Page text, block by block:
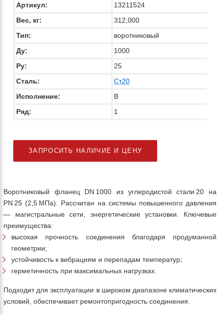
Артикул:
13211524
Вес, кг:
312,000
Тип:
воротниковый
Ду:
1000
Ру:
25
Сталь:
Ст20
Исполнение:
В
Ряд:
1
ЗАПРОСИТЬ НАЛИЧИЕ И ЦЕНУ
Воротниковый фланец DN 1000 из углеродистой стали 20 на
PN 25 (2,5 МПа). Рассчитан на системы повышенного давления
— магистральные сети, энергетические установки. Ключевые
преимущества:
высокая прочность соединения благодаря продуманной
геометрии;
устойчивость к вибрациям и перепадам температур;
герметичность при максимальных нагрузках.
Подходит для эксплуатации в широком диапазоне климатических
условий, обеспечивает ремонтопригодность соединения.